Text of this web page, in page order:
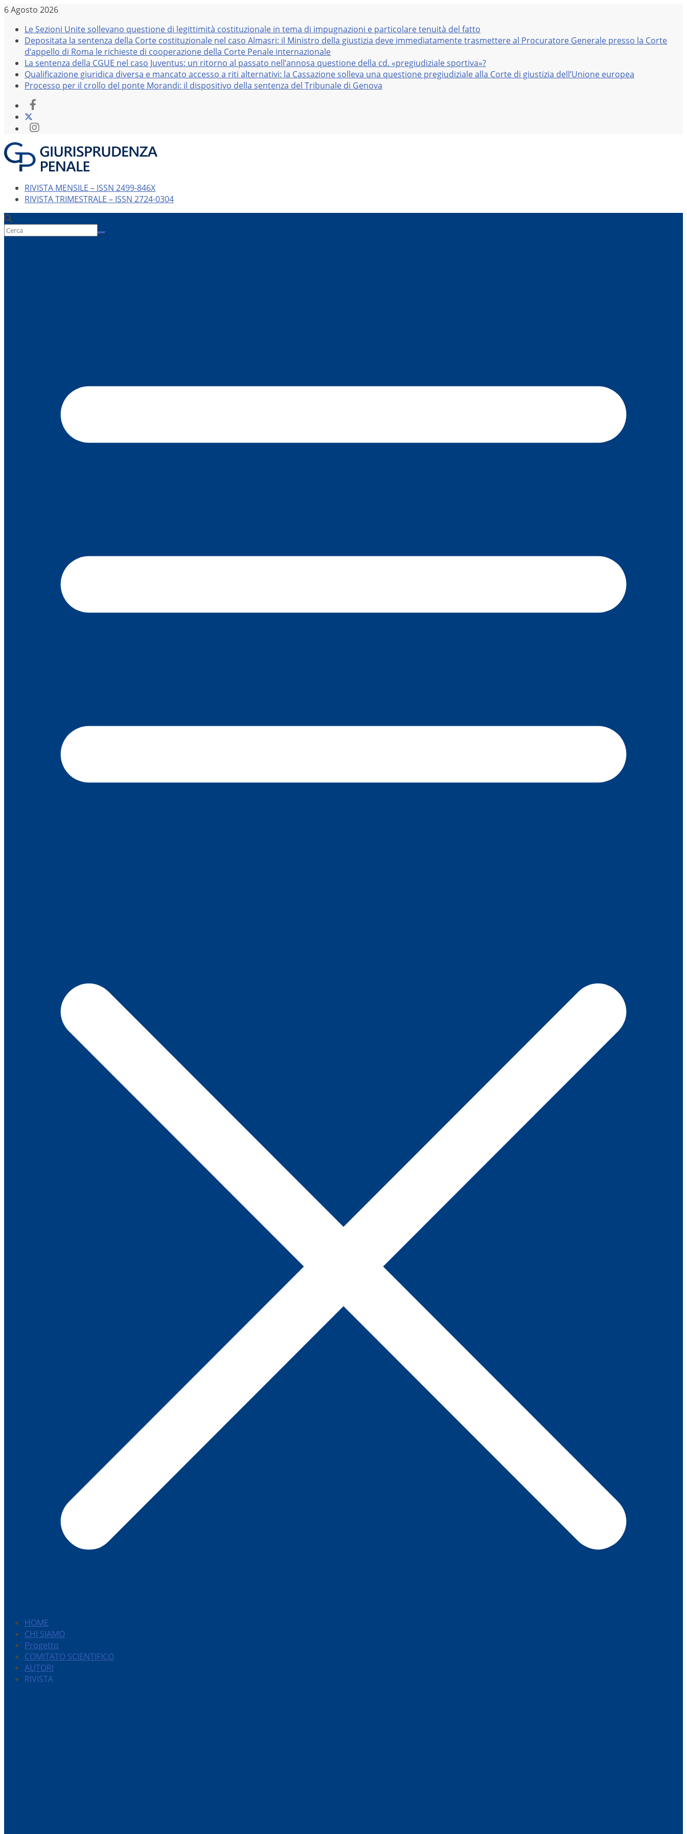
Salta
contenuto
6 Agosto 2026
Le Sezioni Unite sollevano questione di legittimità costituzionale in tema di impugnazioni e particolare tenuità del fatto
Depositata la sentenza della Corte costituzionale nel caso Almasri: il Ministro della giustizia deve immediatamente trasmettere al Procuratore Generale presso la Corte
d’appello di Roma le richieste di cooperazione della Corte Penale internazionale
La sentenza della CGUE nel caso Juventus: un ritorno al passato nell’annosa questione della cd. «pregiudiziale sportiva»?
Qualificazione giuridica diversa e mancato accesso a riti alternativi: la Cassazione solleva una questione pregiudiziale alla Corte di giustizia dell’Unione europea
Processo per il crollo del ponte Morandi: il dispositivo della sentenza del Tribunale di Genova
RIVISTA MENSILE – ISSN 2499-846X
RIVISTA TRIMESTRALE – ISSN 2724-0304
HOME
CHI SIAMO
Progetto
COMITATO SCIENTIFICO
AUTORI
RIVISTA